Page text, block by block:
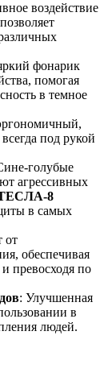
воздействие
фонарик
помогая
в темное
под рукой
голубые
агрессивных
8
в самых
от
обеспечивая
превосходя по
: Улучшенная
в
людей.